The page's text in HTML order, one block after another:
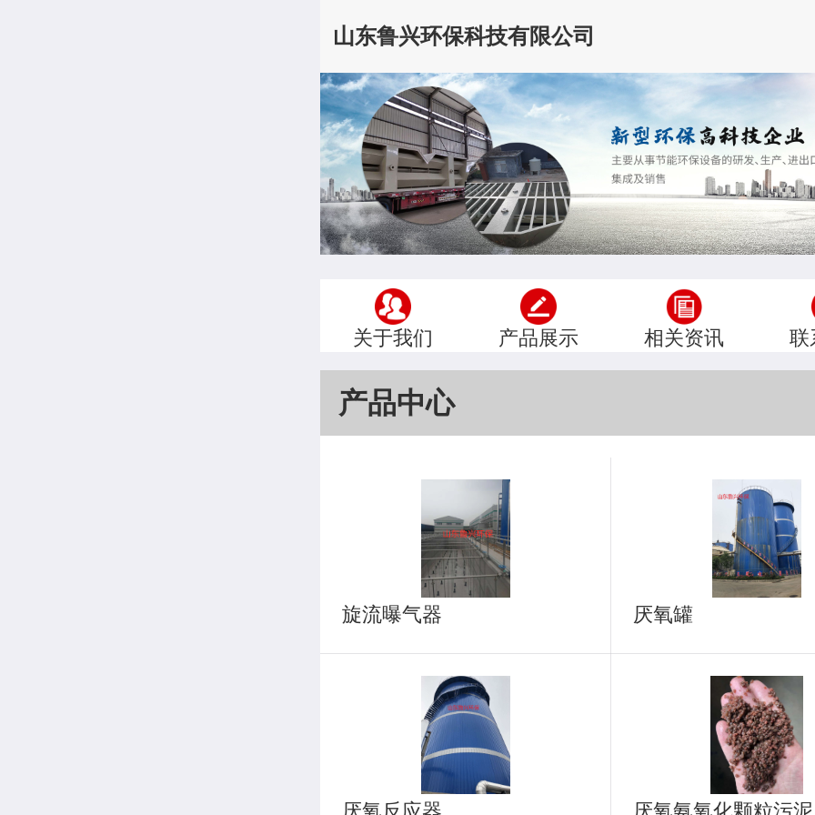
山东鲁兴环保科技有限公司
关于我们 产品展示 相关资讯 联
产品中心
旋流曝气器 厌氧罐